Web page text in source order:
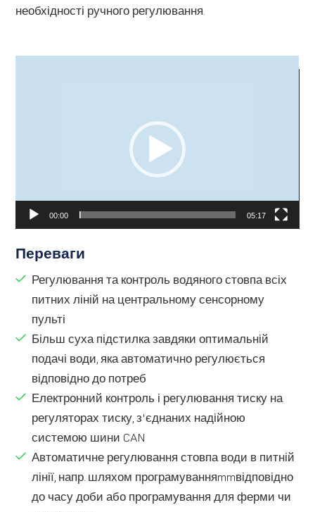
необхідності ручного регулювання.
00:00 05:17
Переваги
Регулювання та контроль водяного стовпа всіх
питних ліній на центральному сенсорному
пульті
Більш суха підстилка завдяки оптимальній
подачі води, яка автоматично регулюється
відповідно до потреб
Електронний контроль і регулювання тиску на
регуляторах тиску, з'єднаних надійною
системою шини CAN
Автоматичне регулювання стовпа води в питній
лінії, напр. шляхом програмуванняmmвідповідно
до часу доби або програмування для ферми чи